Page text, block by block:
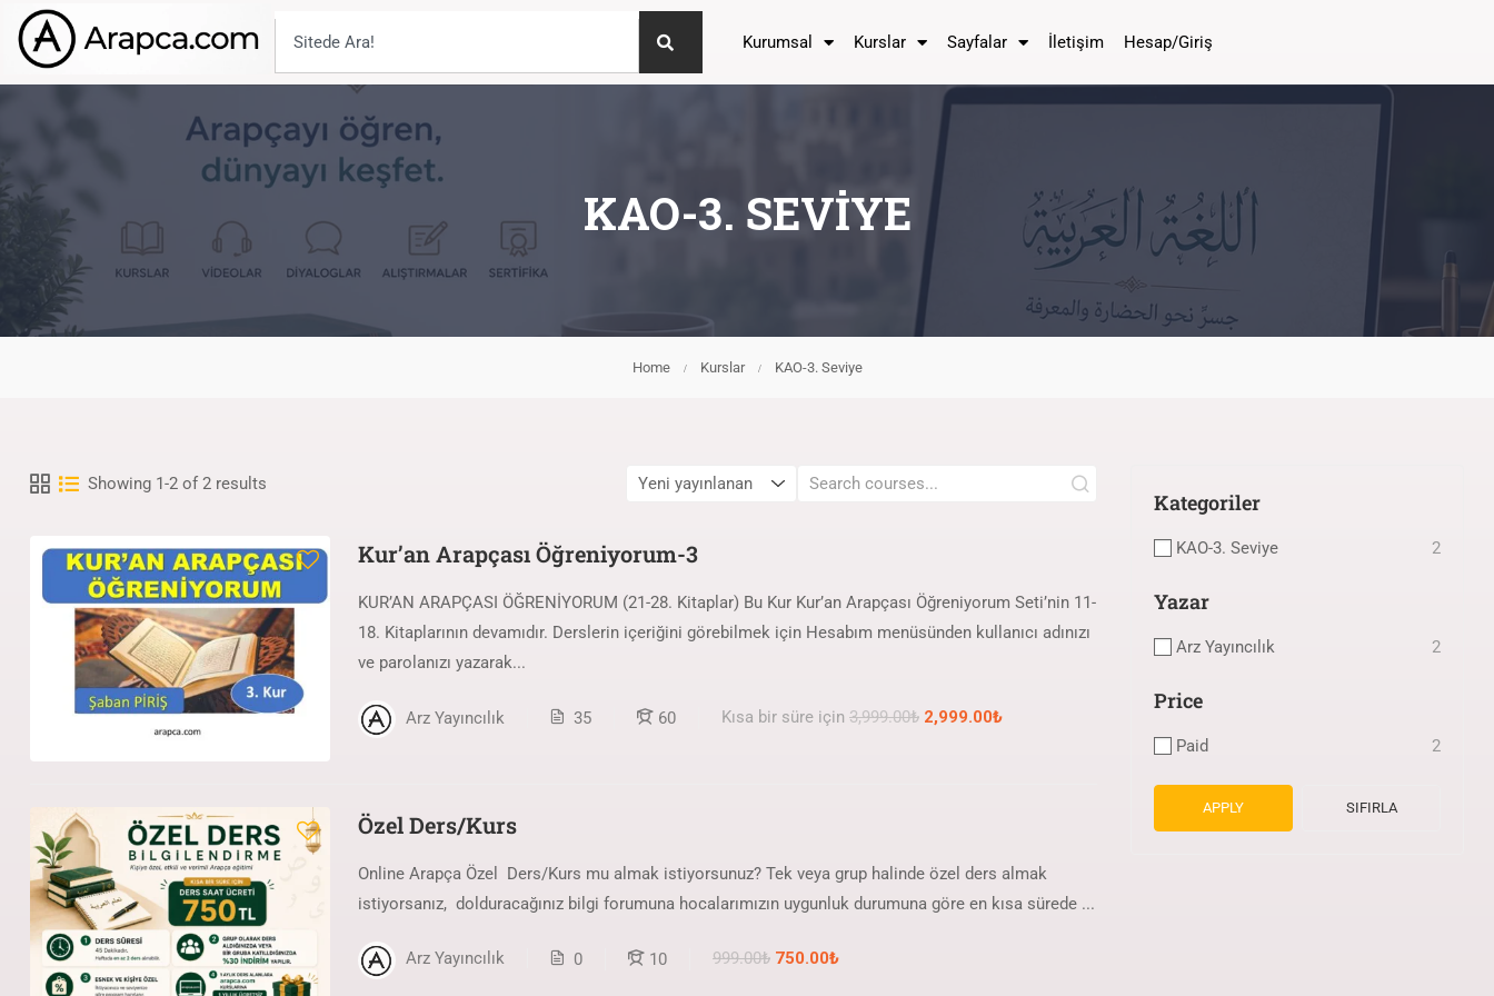
Kurumsal Kurslar Sayfalar İletişim Hesap/Giriş
Home Kurslar KAO-3. Seviye
KAO-3. SEVIYE
Showing 1-2 of 2 results
Kur’an Arapçası Öğreniyorum-3
KUR’AN ARAPÇASI ÖĞRENİYORUM (21-28. Kitaplar) Bu Kur Kur’an Arapçası Öğreniyorum Seti’nin 11-
18. Kitaplarının devamıdır. Derslerin içeriğini görebilmek için Hesabım menüsünden kullanıcı adınızı
ve parolanızı yazarak...
Arz Yayıncılık 35 60 Kısa bir süre için 3,999.00₺ 2,999.00₺
Özel Ders/Kurs
Online Arapça Özel Ders/Kurs mu almak istiyorsunuz? Tek veya grup halinde özel ders almak
istiyorsanız, dolduracağınız bilgi forumuna hocalarımızın uygunluk durumuna göre en kısa sürede ...
Arz Yayıncılık 0 10 999.00₺ 750.00₺
Kategoriler
KAO-3. Seviye 2
Yazar
Arz Yayıncılık 2
Price
Paid 2
APPLY SIFIRLA